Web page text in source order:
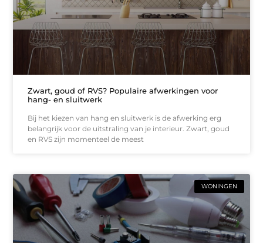
Zwart, goud of RVS? Populaire afwerkingen voor
hang- en sluitwerk
Bij het kiezen van hang en sluitwerk is de afwerking erg
belangrijk voor de uitstraling van je interieur. Zwart, goud
en RVS zijn momenteel de meest
WONINGEN